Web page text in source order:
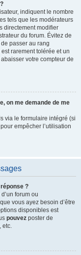
indiquent le nombre
tels que les modérateurs
directement modifier
du forum. Évitez de
passer au rang
rarement tolérée et un
votre compteur de
on me demande de me
via le formulaire intégré (si
empêcher l’utilisation
?
forum ou
vous ayez besoin d’être
disponibles est
pouvez poster de
etc.